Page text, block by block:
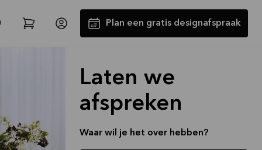
Plan een gratis designafspraak
Laten we
afspreken
Waar wil je het over hebben?